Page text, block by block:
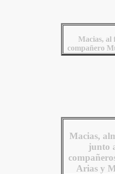
Macias, al
compañero
Macias,
junto
Arias y